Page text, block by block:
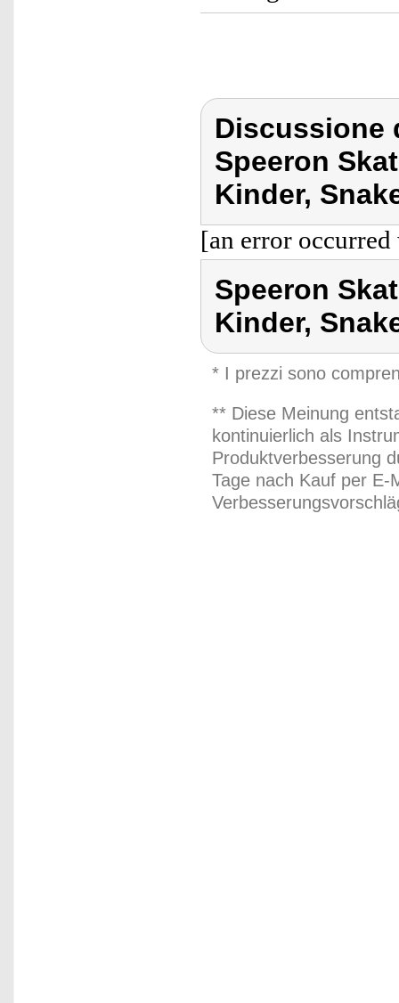
Discussione
Speeron
Kinder,
[an error
Speeron
Kinder,
* I prezzi sono
** Diese Meinung
kontinuierlich als
Produktverbesserung
Tage nach Kauf per E-